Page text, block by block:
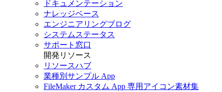
ドキュメンテーション
ナレッジベース
エンジニアリングブログ
システムステータス
サポート窓口
開発リソース
リソースハブ
業種別サンプル App
FileMaker カスタム App 専用アイコン素材集